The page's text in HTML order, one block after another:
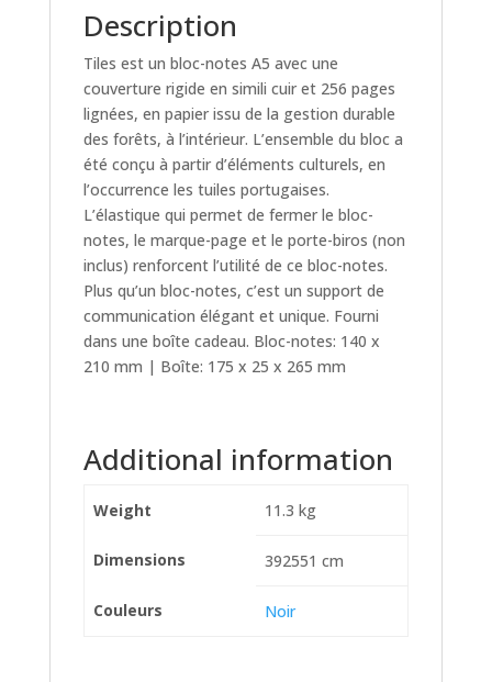
Description
Tiles est un bloc-notes A5 avec une
couverture rigide en simili cuir et 256 pages
lignées, en papier issu de la gestion durable
des forêts, à l’intérieur. L’ensemble du bloc a
été conçu à partir d’éléments culturels, en
l’occurrence les tuiles portugaises.
L’élastique qui permet de fermer le bloc-
notes, le marque-page et le porte-biros (non
inclus) renforcent l’utilité de ce bloc-notes.
Plus qu’un bloc-notes, c’est un support de
communication élégant et unique. Fourni
dans une boîte cadeau. Bloc-notes: 140 x
210 mm | Boîte: 175 x 25 x 265 mm
Additional information
Weight 11.3 kg
Dimensions 392551 cm
Couleurs Noir